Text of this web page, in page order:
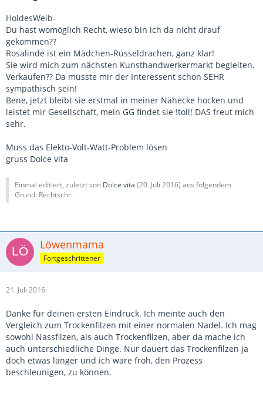
HoldesWeib-
Du hast womöglich Recht, wieso bin ich da nicht drauf
gekommen??
Rosalinde ist ein Mädchen-Rüsseldrachen, ganz klar!
Sie wird mich zum nächsten Kunsthandwerkermarkt begleiten.
Verkaufen?? Da müsste mir der Interessent schon SEHR
sympathisch sein!
Bene, jetzt bleibt sie erstmal in meiner Nähecke hocken und
leistet mir Gesellschaft, mein GG findet sie !toll! DAS freut mich
sehr.
Muss das Elekto-Volt-Watt-Problem lösen
gruss Dolce vita
Einmal editiert, zuletzt von Dolce vita (20. Juli 2016) aus folgendem
Grund: Rechtschr.
Löwenmama
Fortgeschrittener
21. Juli 2016
Danke für deinen ersten Eindruck. Ich meinte auch den
Vergleich zum Trockenfilzen mit einer normalen Nadel. Ich mag
sowohl Nassfilzen, als auch Trockenfilzen, aber da mache ich
auch unterschiedliche Dinge. Nur dauert das Trockenfilzen ja
doch etwas länger und ich wäre froh, den Prozess
beschleunigen, zu können.